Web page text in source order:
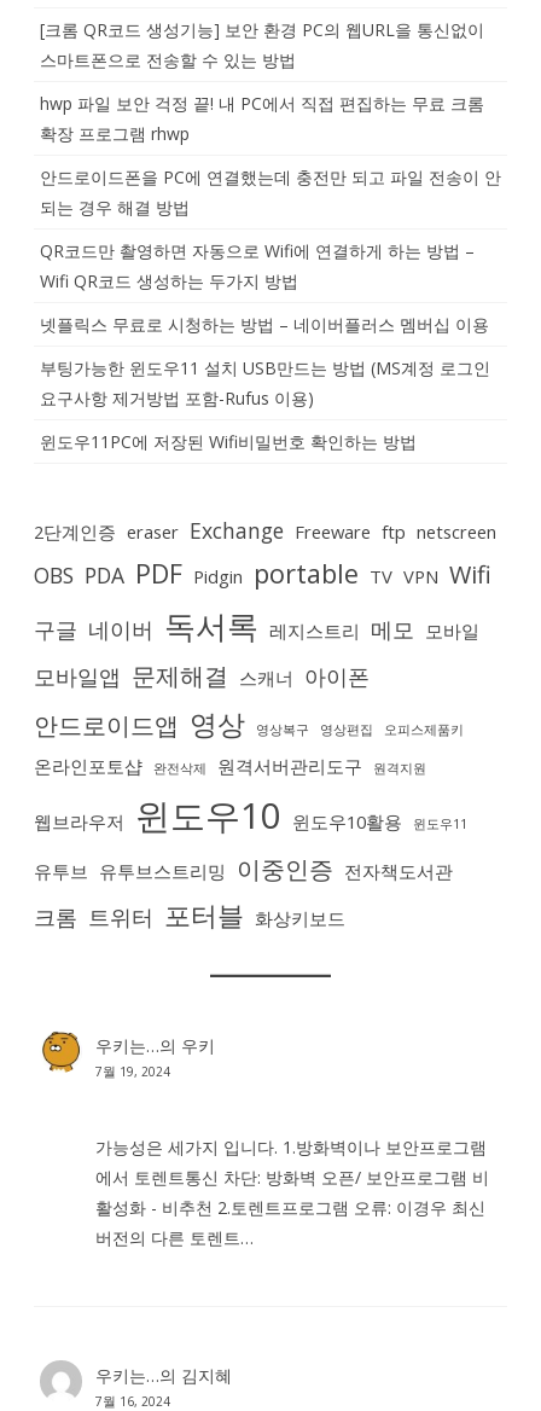
[크롬 QR코드 생성기능] 보안 환경 PC의 웹URL을 통신없이
스마트폰으로 전송할 수 있는 방법
hwp 파일 보안 걱정 끝! 내 PC에서 직접 편집하는 무료 크롬
확장 프로그램 rhwp
안드로이드폰을 PC에 연결했는데 충전만 되고 파일 전송이 안
되는 경우 해결 방법
QR코드만 촬영하면 자동으로 Wifi에 연결하게 하는 방법 –
Wifi QR코드 생성하는 두가지 방법
넷플릭스 무료로 시청하는 방법 – 네이버플러스 멤버십 이용
부팅가능한 윈도우11 설치 USB만드는 방법 (MS계정 로그인
요구사항 제거방법 포함-Rufus 이용)
윈도우11PC에 저장된 Wifi비밀번호 확인하는 방법
2단계인증 eraser Exchange Freeware ftp netscreen
OBS PDA PDF Pidgin portable TV VPN Wifi
구글 네이버 독서록 레지스트리 메모 모바일
모바일앱 문제해결 스캐너 아이폰
안드로이드앱 영상 영상복구 영상편집 오피스제품키
온라인포토샵 완전삭제 원격서버관리도구 원격지원
웹브라우저 윈도우10 윈도우10활용 윈도우11
유투브 유투브스트리밍 이중인증 전자책도서관
크롬 트위터 포터블 화상키보드
우키는…의 우키
7월 19, 2024
가능성은 세가지 입니다. 1.방화벽이나 보안프로그램
에서 토렌트통신 차단: 방화벽 오픈/ 보안프로그램 비
활성화 - 비추천 2.토렌트프로그램 오류: 이경우 최신
버전의 다른 토렌트…
우키는…의 김지혜
7월 16, 2024